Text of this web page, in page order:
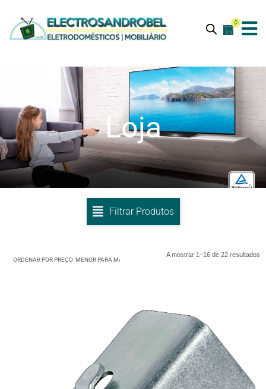
0
Loja
Filtrar Produtos
A mostrar 1–16 de 22 resultados